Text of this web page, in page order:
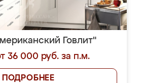
Говлит"
36 000 руб. за п.м.
ПОДРОБНЕЕ